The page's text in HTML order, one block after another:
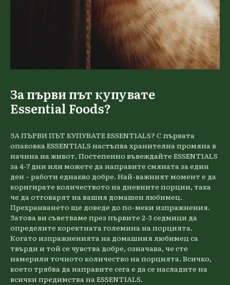
За първи път купувате
Essential Foods?
ЗА ПЪРВИ ПЪТ КУПУВАТЕ ESSENTIALS? С първата
опаковка ESSENTIALS настъпва хранителна промяна в
начина на живот. Постепенно въвеждайте ESSENTIALS
за 4-7 дни или можете да направите смяната за един
ден – работи еднакво добре. Най-важният момент е да
коригирате количеството на дневните порции, така
че да отговарят на вашия домашен любимец.
Прехранването ще доведе до по-меки изпражнения.
Затова ви съветваме през първите 2-3 седмици да
определите коректната големина на порцията.
Когато изпражненията на домашния любимец са
твърди и той се чувства добре, означава, че сте
намерили точното количество на порцията. Всичко,
което трябва да направите сега е да се насладите на
всички предимства на ESSENTIALS.